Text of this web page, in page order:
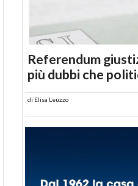
Referendum
più dubbi che
di Elisa Leuzzo